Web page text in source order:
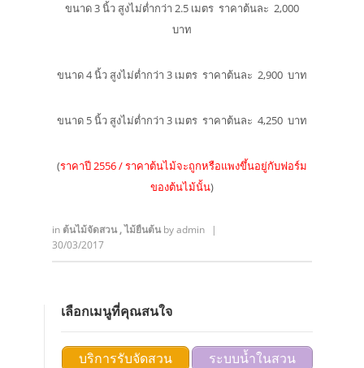
ขนาด 3 นิ้ว สูงไม่ต่ำกว่า 2.5 เมตร ราคาต้นละ 2,000
บาท
ขนาด 4 นิ้ว สูงไม่ต่ำกว่า 3 เมตร ราคาต้นละ 2,900 บาท
ขนาด 5 นิ้ว สูงไม่ต่ำกว่า 3 เมตร ราคาต้นละ 4,250 บาท
(ราคาปี 2556 / ราคาต้นไม้จะถูกหรือแพงขึ้นอยู่กับฟอร์ม
ของต้นไม้นั้น)
in ต้นไม้จัดสวน,ไม้ยืนต้นbyadmin
|
30/03/2017
เลือกเมนูที่คุณสนใจ
บริการรับจัดสวน
ระบบน้ำในสวน